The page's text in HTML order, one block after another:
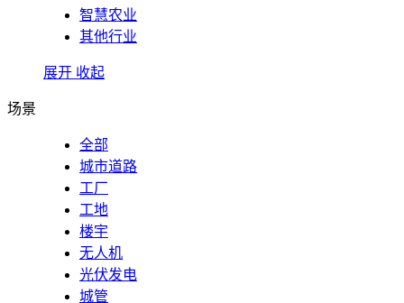
智慧农业
其他行业
展开 收起
场景
全部
城市道路
工厂
工地
楼宇
无人机
光伏发电
城管